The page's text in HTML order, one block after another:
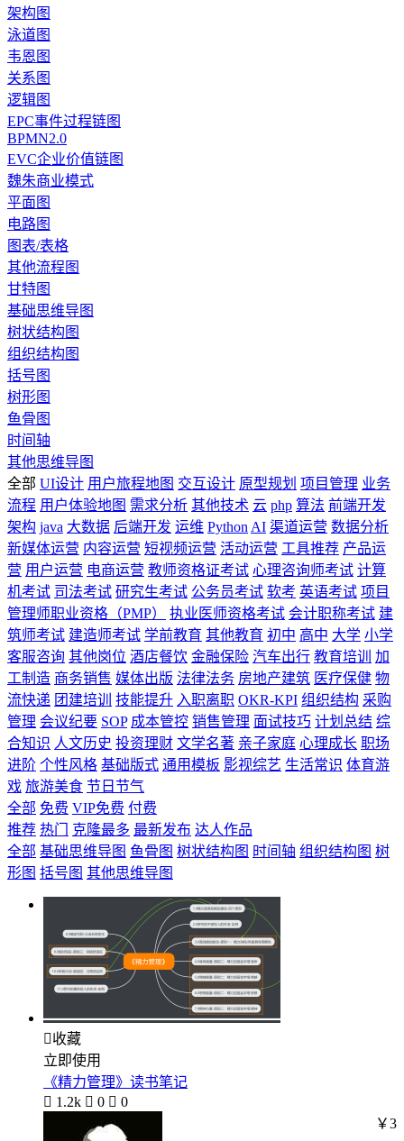
架构图
泳道图
韦恩图
关系图
逻辑图
EPC事件过程链图
BPMN2.0
EVC企业价值链图
魏朱商业模式
平面图
电路图
图表/表格
其他流程图
甘特图
基础思维导图
树状结构图
组织结构图
括号图
树形图
鱼骨图
时间轴
其他思维导图
全部 UI设计 用户旅程地图 交互设计 原型规划 项目管理 业务
流程 用户体验地图 需求分析 其他技术 云 php 算法 前端开发
架构 java 大数据 后端开发 运维 Python AI 渠道运营 数据分析
新媒体运营 内容运营 短视频运营 活动运营 工具推荐 产品运
营 用户运营 电商运营 教师资格证考试 心理咨询师考试 计算
机考试 司法考试 研究生考试 公务员考试 软考 英语考试 项目
管理师职业资格（PMP）
执业医师资格考试 会计职称考试 建
筑师考试 建造师考试 学前教育 其他教育 初中 高中 大学 小学
客服咨询 其他岗位 酒店餐饮 金融保险 汽车出行 教育培训
加
工制造 商务销售 媒体出版 法律法务 房地产建筑 医疗保健 物
流快递 团建培训 技能提升 入职离职 OKR-KPI 组织结构 采购
管理 会议纪要 SOP 成本管控 销售管理 面试技巧 计划总结 综
合知识 人文历史 投资理财 文学名著 亲子家庭 心理成长 职场
进阶 个性风格 基础版式 通用模板 影视综艺 生活常识 体育游
戏 旅游美食 节日节气
全部 免费 VIP免费 付费
推荐 热门 克隆最多 最新发布 达人作品
全部 基础思维导图 鱼骨图 树状结构图 时间轴 组织结构图 树
形图 括号图 其他思维导图
收藏
立即使用
《精力管理》读书笔记
 1.2k  0  0
￥3